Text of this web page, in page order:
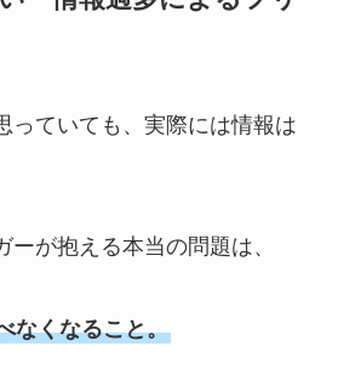
っていても、実際には情報は
ーが抱える本当の問題は、
なくなること。